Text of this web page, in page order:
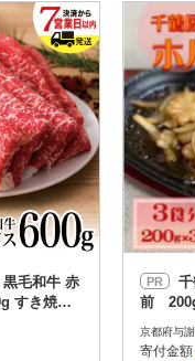
円
解除
済
て支払い
済)
発送種
通常
冷蔵便
冷凍便
すき焼き
PR
前
ンジだ
謝野町
京都府与謝
寄付金額